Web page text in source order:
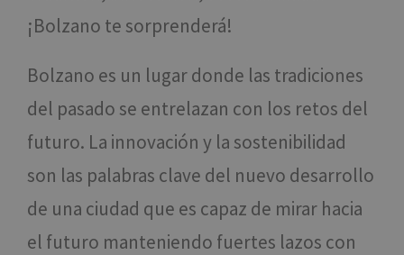
¡Bolzano te sorprenderá!
Bolzano es un lugar donde las tradiciones
del pasado se entrelazan con los retos del
futuro. La innovación y la sostenibilidad
son las palabras clave del nuevo desarrollo
de una ciudad que es capaz de mirar hacia
el futuro manteniendo fuertes lazos con